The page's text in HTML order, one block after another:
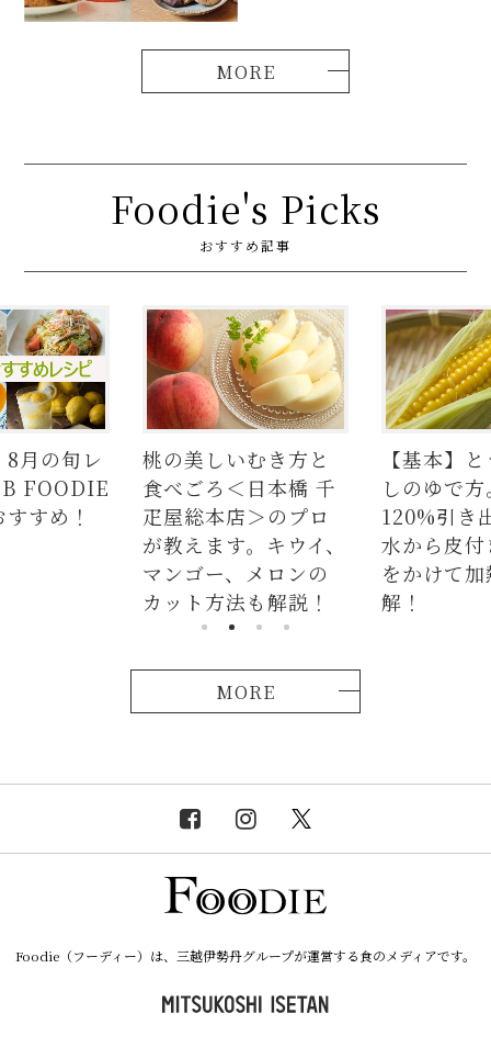
Foodie's Picks
おすすめ記事
むき方と
日本橋 千
のプロ
【基本】とうもろこ
しのゆで方。甘さを
120%引き出すには、
水から皮付き＆時間
をかけて加熱が正
解！
【簡単】
の人気レ
ラダはタ
麺、よだ
つかない
説！
MORE
Foodie（フーディー）は、三越伊勢丹グループが運営する食のメディアです。